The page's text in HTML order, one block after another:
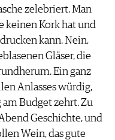
zelebriert. Man
keinen Kork hat und
kann. Nein,
Gläser, die
Ein ganz
Anlasses würdig,
am Budget zehrt. Zu
Geschichte, und
Wein, das gute